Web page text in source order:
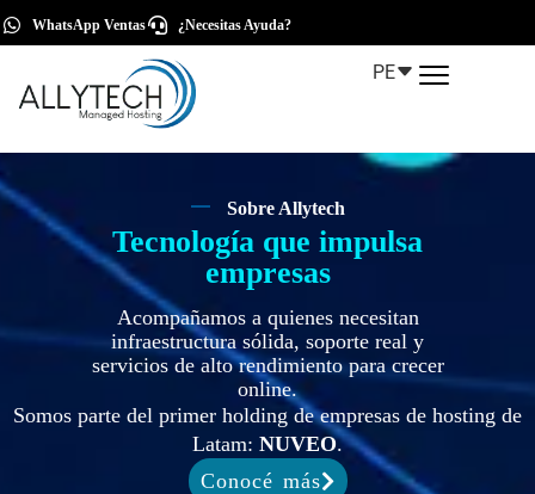
WhatsApp Ventas ¿Necesitas Ayuda?
PE
Sobre Allytech
Tecnología que impulsa
empresas
Acompañamos a quienes necesitan
infraestructura sólida, soporte real y
servicios de alto rendimiento para crecer
online.
Somos parte del primer holding de empresas de hosting de
Latam: NUVEO.
Conocé más